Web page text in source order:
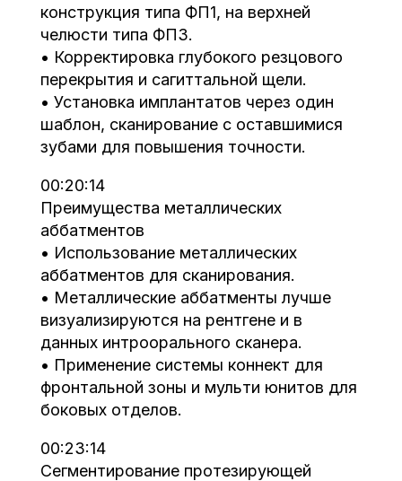
конструкция типа ФП1, на верхней
челюсти типа ФП3.
• Корректировка глубокого резцового
перекрытия и сагиттальной щели.
• Установка имплантатов через один
шаблон, сканирование с оставшимися
зубами для повышения точности.
00:20:14
Преимущества металлических
аббатментов
• Использование металлических
аббатментов для сканирования.
• Металлические аббатменты лучше
визуализируются на рентгене и в
данных интроорального сканера.
• Применение системы коннект для
фронтальной зоны и мульти юнитов для
боковых отделов.
00:23:14
Сегментирование протезирующей